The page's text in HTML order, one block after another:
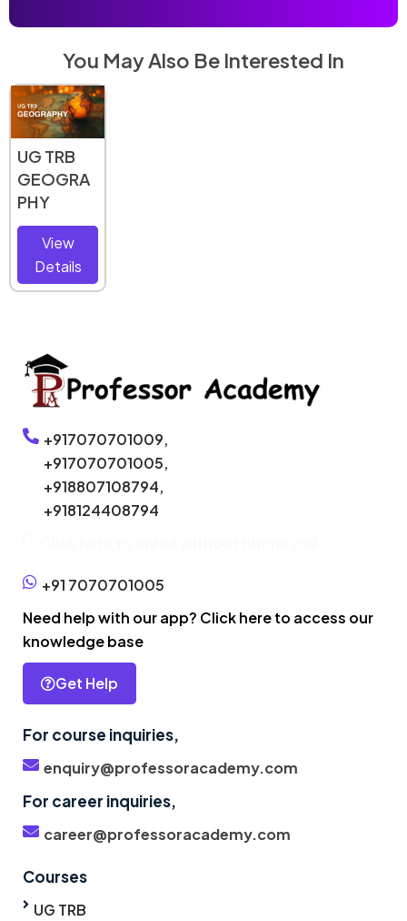
You May Also Be Interested In
UG TRB
GEOGRA
PHY
View
Details
+917070701009,
+917070701005,
+918807108794,
+918124408794
+91 7070701005
Need help with our app? Click here to access our
knowledge base
Get Help
For course inquiries,
enquiry@professoracademy.com
For career inquiries,
career@professoracademy.com
Courses
UG TRB